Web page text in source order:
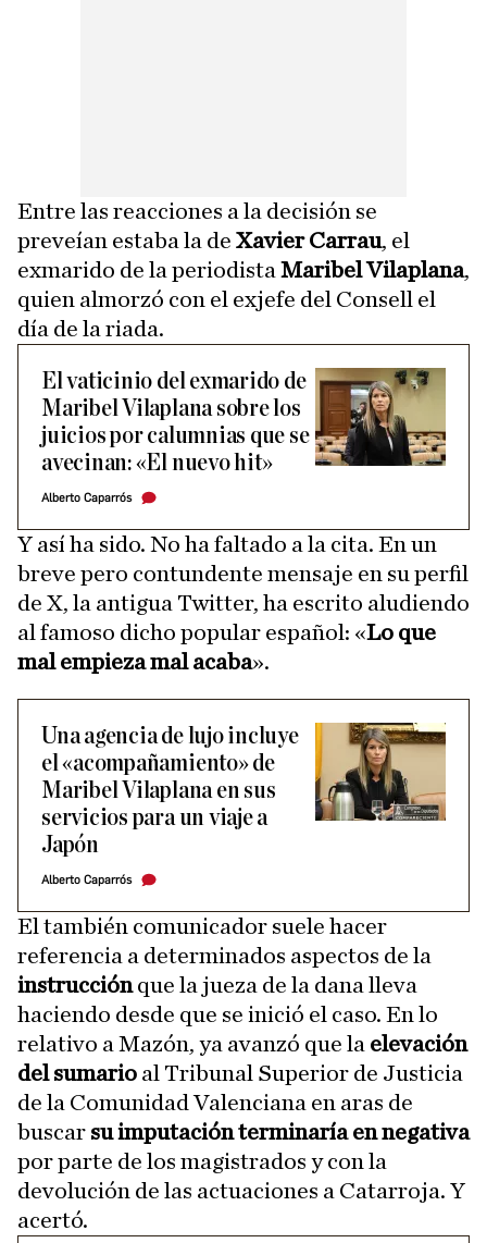
Entre las reacciones a la decisión se
preveían estaba la de Xavier Carrau, el
exmarido de la periodista Maribel Vilaplana,
quien almorzó con el exjefe del Consell el
día de la riada.
El vaticinio del exmarido de
Maribel Vilaplana sobre los
juicios por calumnias que se
avecinan: «El nuevo hit»
Alberto Caparrós
Y así ha sido. No ha faltado a la cita. En un
breve pero contundente mensaje en su perfil
de X, la antigua Twitter, ha escrito aludiendo
al famoso dicho popular español: «Lo que
mal empieza mal acaba».
Una agencia de lujo incluye
el «acompañamiento» de
Maribel Vilaplana en sus
servicios para un viaje a
Japón
Alberto Caparrós
El también comunicador suele hacer
referencia a determinados aspectos de la
instrucciónque la jueza de la dana lleva
haciendo desde que se inició el caso. En lo
relativo a Mazón, ya avanzó que la elevación
del sumario al Tribunal Superior de Justicia
de la Comunidad Valenciana en aras de
buscar su imputación terminaría en negativa
por parte de los magistrados y con la
devolución de las actuaciones a Catarroja. Y
acertó.